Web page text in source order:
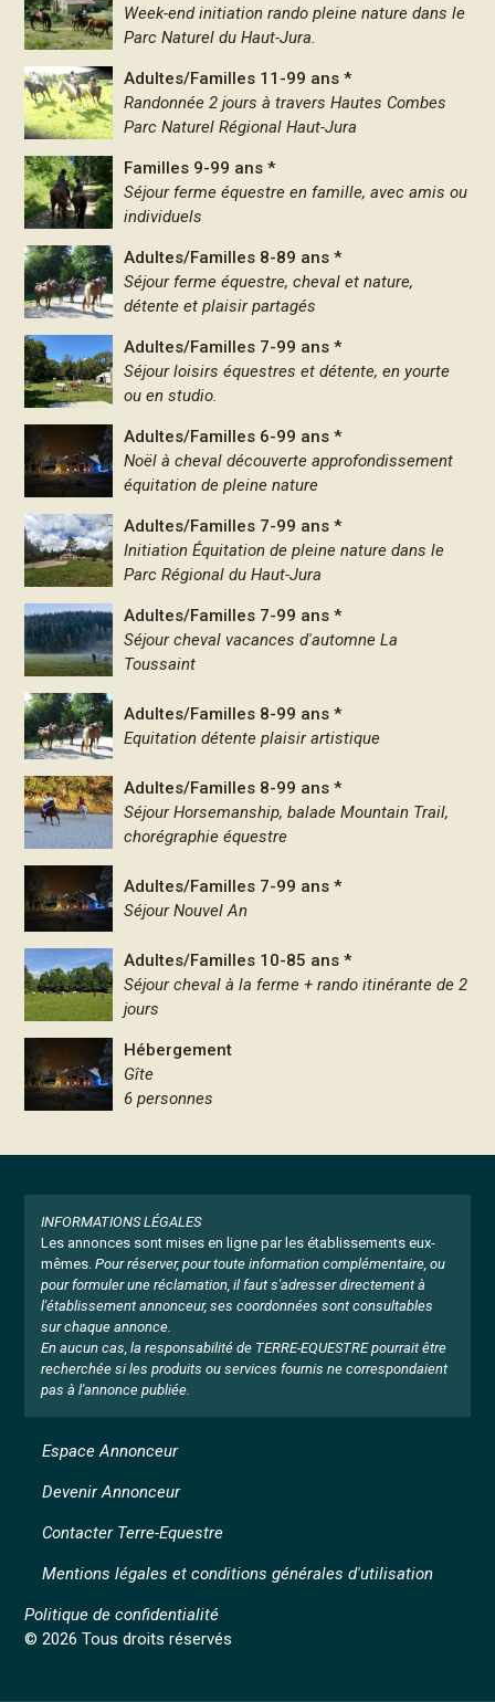
Week-end initiation rando pleine nature dans le
Parc Naturel du Haut-Jura.
Adultes/Familles 11-99 ans *
Randonnée 2 jours à travers Hautes Combes
Parc Naturel Régional Haut-Jura
Familles 9-99 ans *
Séjour ferme équestre en famille, avec amis ou
individuels
Adultes/Familles 8-89 ans *
Séjour ferme équestre, cheval et nature,
détente et plaisir partagés
Adultes/Familles 7-99 ans *
Séjour loisirs équestres et détente, en yourte
ou en studio.
Adultes/Familles 6-99 ans *
Noël à cheval découverte approfondissement
équitation de pleine nature
Adultes/Familles 7-99 ans *
Initiation Équitation de pleine nature dans le
Parc Régional du Haut-Jura
Adultes/Familles 7-99 ans *
Séjour cheval vacances d'automne La
Toussaint
Adultes/Familles 8-99 ans *
Equitation détente plaisir artistique
Adultes/Familles 8-99 ans *
Séjour Horsemanship, balade Mountain Trail,
chorégraphie équestre
Adultes/Familles 7-99 ans *
Séjour Nouvel An
Adultes/Familles 10-85 ans *
Séjour cheval à la ferme + rando itinérante de 2
jours
Hébergement
Gîte
6 personnes
INFORMATIONS LÉGALES
Les annonces sont mises en ligne par les établissements eux-
mêmes. Pour réserver, pour toute information complémentaire, ou
pour formuler une réclamation, il faut s'adresser directement à
l'établissement annonceur, ses coordonnées sont consultables
sur chaque annonce.
En aucun cas, la responsabilité de TERRE-EQUESTRE pourrait être
recherchée si les produits ou services fournis ne correspondaient
pas à l'annonce publiée.
Mentions légales et conditions générales d'utilisation
Politique de confidentialité
© 2026 Tous droits réservés
Espace Annonceur
Devenir Annonceur
Contacter Terre-Equestre